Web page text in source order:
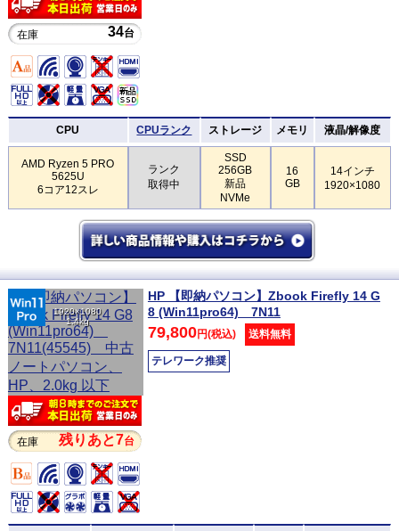
在庫 34台
CPU CPUランク ストレージ メモリ 液晶/解像度
AMD Ryzen 5 PRO
5625U
6コア12スレ
ランク
取得中
SSD
256GB
新品
NVMe
16
GB
14インチ
1920×1080
1920×1080
1.4kg
在庫 残りあと7台
HP 【即納パソコン】Zbook Firefly 14 G
8 (Win11pro64) 7N11
79,800円(税込) 送料無料
テレワーク推奨